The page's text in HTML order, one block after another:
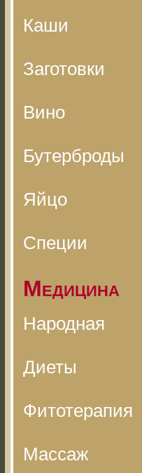
Каши
Заготовки
Вино
Бутерброды
Яйцо
Специи
Медицина
Народная
Диеты
Фитотерапия
Массаж